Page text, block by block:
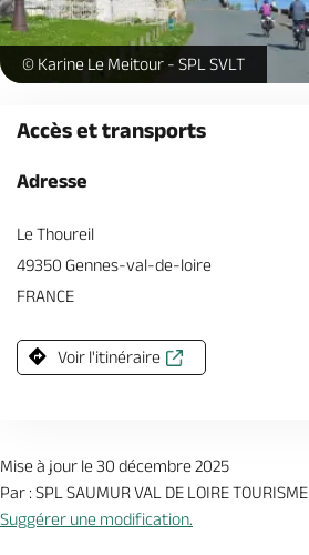
Le_Thoureil - Eglise Saint Genulf -
© Karine Le Meitour - SPL SVLT
Accès et transports
Adresse
Le Thoureil
49350 Gennes-val-de-loire
FRANCE
Voir l'itinéraire
Mise à jour le 30 décembre 2025
Par : SPL SAUMUR VAL DE LOIRE TOURISME
Suggérer une modification.